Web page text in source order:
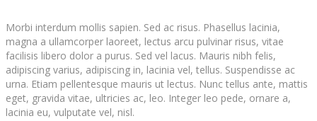
Morbi interdum mollis sapien. Sed ac risus. Phasellus lacinia,
magna a ullamcorper laoreet, lectus arcu pulvinar risus, vitae
facilisis libero dolor a purus. Sed vel lacus. Mauris nibh felis,
adipiscing varius, adipiscing in, lacinia vel, tellus. Suspendisse ac
urna. Etiam pellentesque mauris ut lectus. Nunc tellus ante, mattis
eget, gravida vitae, ultricies ac, leo. Integer leo pede, ornare a,
lacinia eu, vulputate vel, nisl.